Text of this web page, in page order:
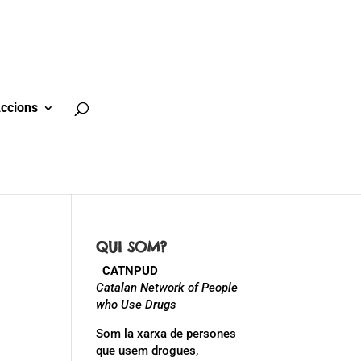
QUI SOM?
CATNPUD
Catalan Network of People
who Use Drugs
Som la xarxa de persones
que usem drogues,